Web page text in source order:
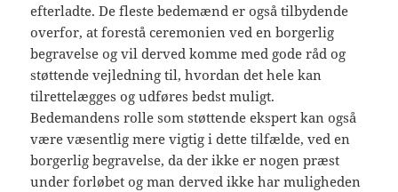
efterladte. De fleste bedemænd er også tilbydende
overfor, at forestå ceremonien ved en borgerlig
begravelse og vil derved komme med gode råd og
støttende vejledning til, hvordan det hele kan
tilrettelægges og udføres bedst muligt.
Bedemandens rolle som støttende ekspert kan også
være væsentlig mere vigtig i dette tilfælde, ved en
borgerlig begravelse, da der ikke er nogen præst
under forløbet og man derved ikke har muligheden